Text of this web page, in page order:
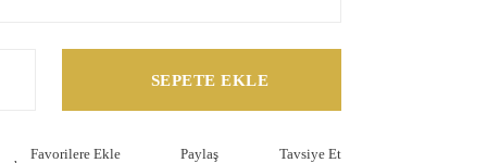
SEPETE EKLE
Paylaş Tavsiye Et